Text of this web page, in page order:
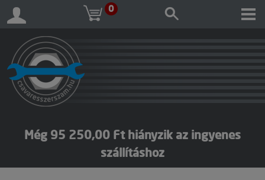
0
Még 95 250,00 Ft hiányzik az ingyenes
szállításhoz